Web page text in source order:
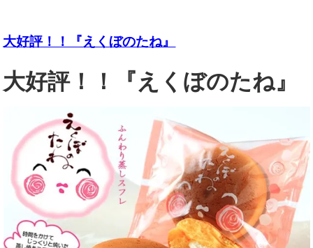
大好評！！『えくぼのたね』
大好評！！『えくぼのたね』